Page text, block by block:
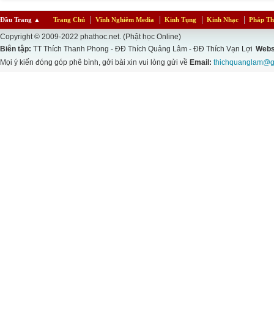
Đầu Trang ▲ Trang Chủ Vĩnh Nghiêm Media Kinh Tụng Kinh Nhạc Pháp
Copyright © 2009-2022 phathoc.net. (Phật học Online)
Biên tập: TT Thích Thanh Phong - ĐĐ Thích Quảng Lâm - ĐĐ Thích Vạn Lợi
Mọi ý kiến đóng góp phê bình, gởi bài xin vui lòng gửi về Email: